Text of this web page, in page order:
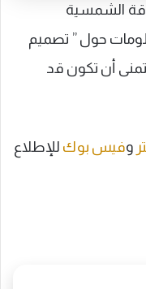
الشمسية
حول ” تصميم
أن تكون قد
وفيس بوك للإطلاع